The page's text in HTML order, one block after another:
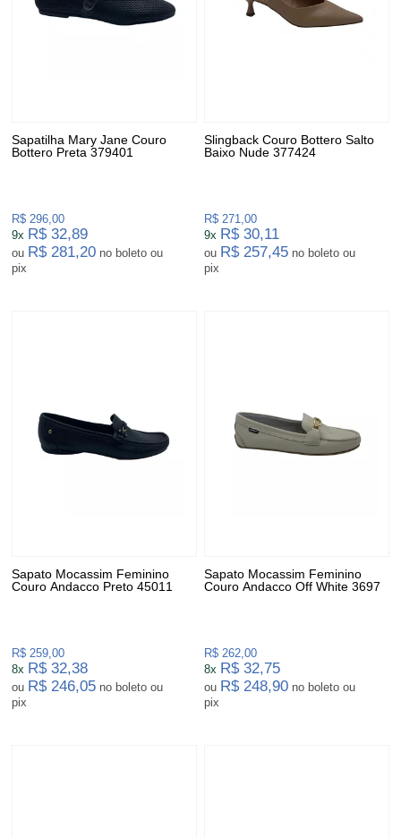
Sapatilha Mary Jane Couro
Bottero Preta 379401
R$ 296,00
9x R$ 32,89
ou R$ 281,20 no boleto ou
pix
Slingback Couro Bottero Salto
Baixo Nude 377424
R$ 271,00
9x R$ 30,11
ou R$ 257,45 no boleto ou
pix
Sapato Mocassim Feminino
Couro Andacco Preto 45011
R$ 259,00
8x R$ 32,38
ou R$ 246,05 no boleto ou
pix
Sapato Mocassim Feminino
Couro Andacco Off White 3697
R$ 262,00
8x R$ 32,75
ou R$ 248,90 no boleto ou
pix